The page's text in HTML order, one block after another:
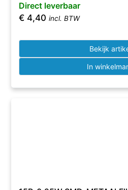
Direct leverbaar
€ 4,40 incl. BTW
Bekijk
In